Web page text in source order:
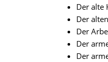
Der alte
Der
Der
Der
Der